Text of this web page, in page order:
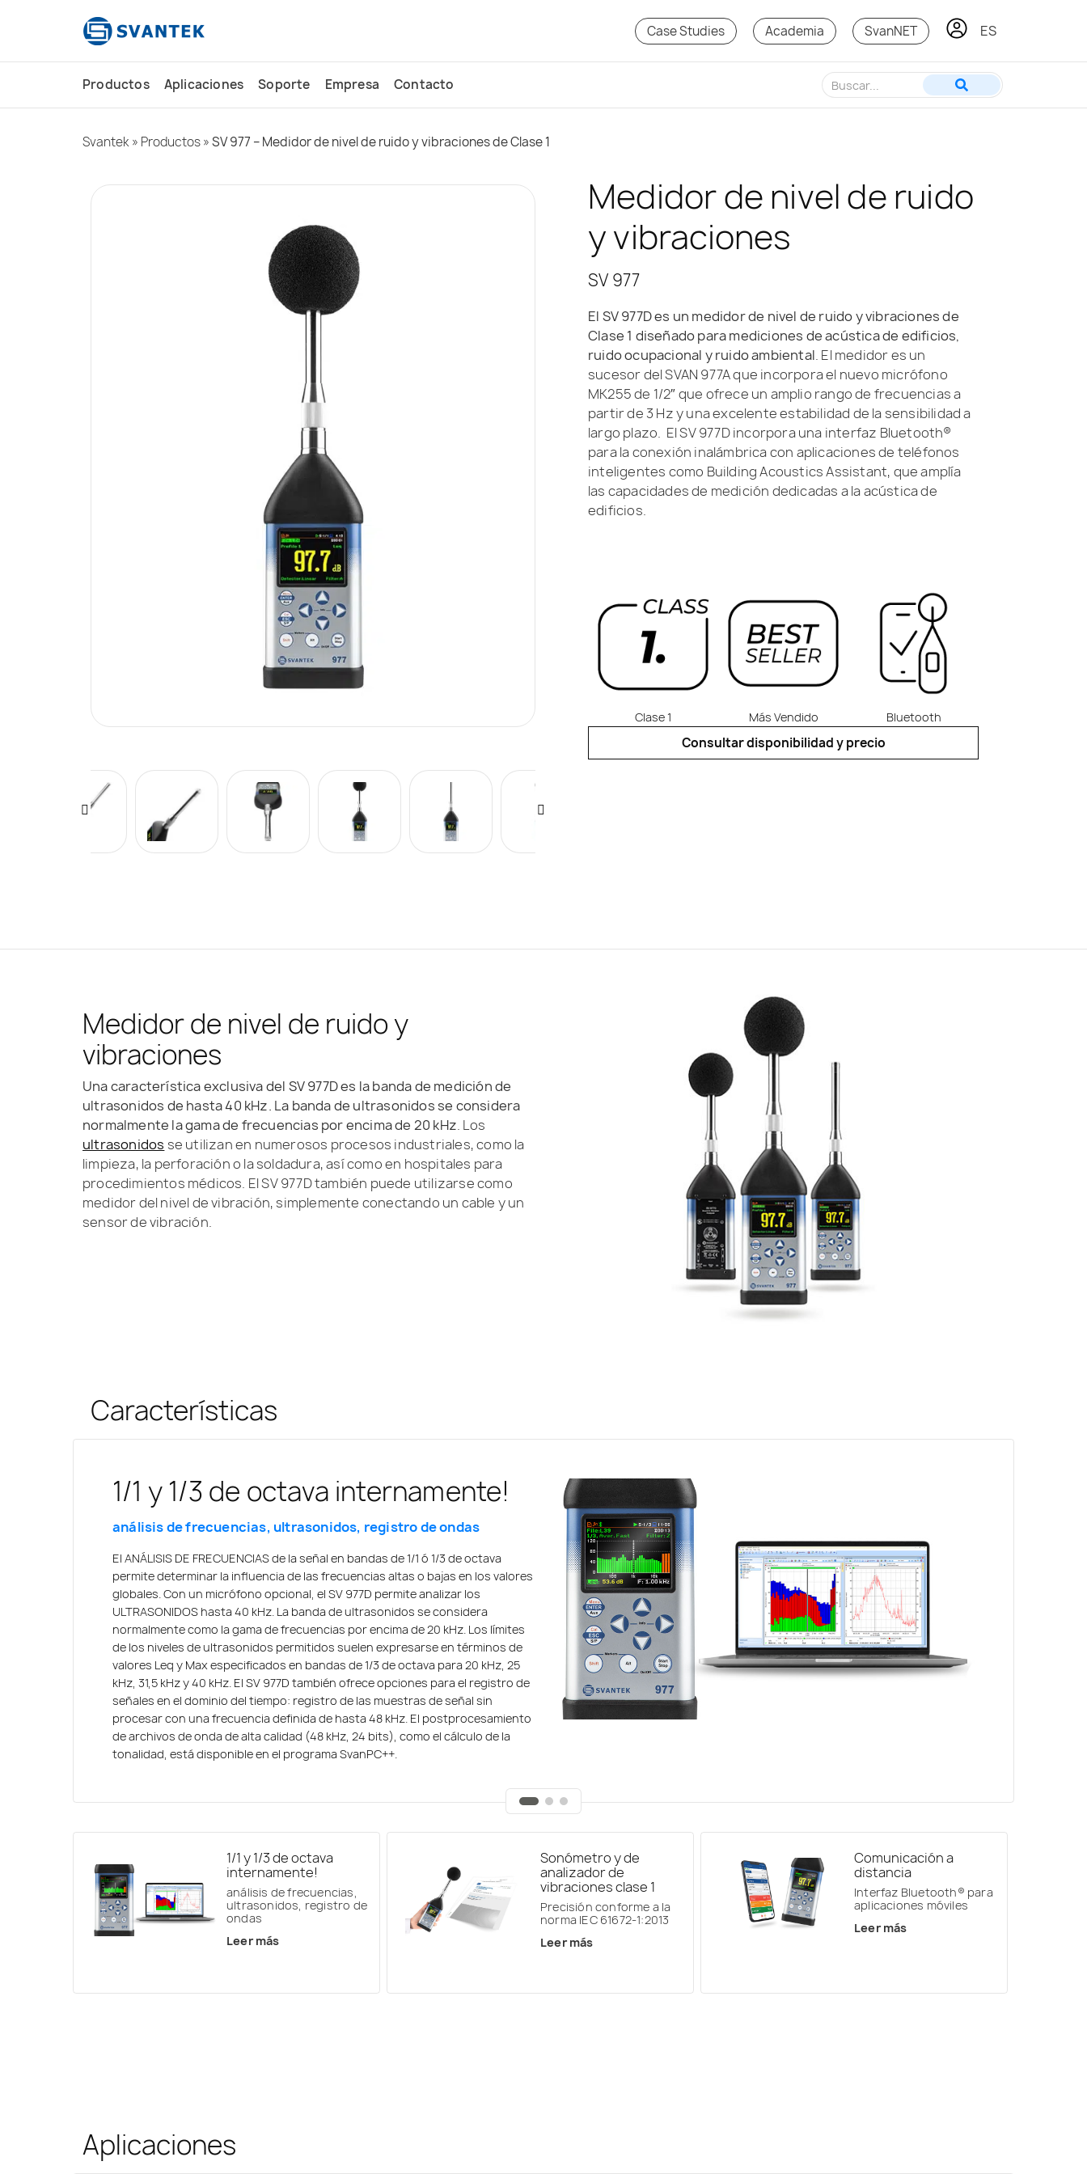
Case Studies Academia SvanNET ES
KO
Productos Aplicaciones Soporte Empresa Contacto
Svantek» Productos»SV 977 – Medidor de nivel de ruido y vibraciones de Clase 1
Medidor de nivel de ruido
y vibraciones
SV 977
El SV 977D es un medidor de nivel de ruido y vibraciones de
Clase 1 diseñado para mediciones de acústica de edificios,
ruido ocupacional y ruido ambiental. El medidor es un
sucesor del SVAN 977A que incorpora el nuevo micrófono
MK255 de 1/2″ que ofrece un amplio rango de frecuencias a
partir de 3 Hz y una excelente estabilidad de la sensibilidad a
largo plazo. El SV 977D incorpora una interfaz Bluetooth®
para la conexión inalámbrica con aplicaciones de teléfonos
inteligentes como Building Acoustics Assistant, que amplía
las capacidades de medición dedicadas a la acústica de
edificios.
Clase 1 Más Vendido Bluetooth
Consultar disponibilidad y precio
Medidor de nivel de ruido y
vibraciones
Una característica exclusiva del SV 977D es la banda de medición de
ultrasonidos de hasta 40 kHz. La banda de ultrasonidos se considera
normalmente la gama de frecuencias por encima de 20 kHz. Los
ultrasonidos se utilizan en numerosos procesos industriales, como la
limpieza, la perforación o la soldadura, así como en hospitales para
procedimientos médicos. El SV 977D también puede utilizarse como
medidor del nivel de vibración, simplemente conectando un cable y un
sensor de vibración.
Características
1/1 y 1/3 de octava internamente!
análisis de frecuencias, ultrasonidos, registro de ondas
El ANÁLISIS DE FRECUENCIAS de la señal en bandas de 1/1 ó 1/3 de octava
permite determinar la influencia de las frecuencias altas o bajas en los valores
globales. Con un micrófono opcional, el SV 977D permite analizar los
ULTRASONIDOS hasta 40 kHz. La banda de ultrasonidos se considera
normalmente como la gama de frecuencias por encima de 20 kHz. Los límites
de los niveles de ultrasonidos permitidos suelen expresarse en términos de
valores Leq y Max especificados en bandas de 1/3 de octava para 20 kHz, 25
kHz, 31,5 kHz y 40 kHz. El SV 977D también ofrece opciones para el registro de
señales en el dominio del tiempo: registro de las muestras de señal sin
procesar con una frecuencia definida de hasta 48 kHz. El postprocesamiento
de archivos de onda de alta calidad (48 kHz, 24 bits), como el cálculo de la
tonalidad, está disponible en el programa SvanPC++.
Sonómetro y de analizador de
vibraciones clase 1
Precisión conforme a la norma IEC 61672-1:2013
El sonómetro SV 977 cumple las especificaciones de clase para sonómetros
según la norma IEC 61672-1:2013. El sonómetro utiliza un preamplificador
desmontable y un micrófono omnidireccional de alta calidad que cumple la
norma IEC61094-4. El amplio rango de funcionamiento lineal conforme a la
norma IEC 61672 comienza a partir de 23 dBA. El medidor funciona a
temperaturas comprendidas entre -10 °C y 50 °C. Conforme a la norma IEC
61672, la clase de rendimiento de un sonómetro puede verificarse en pruebas
periódicas conforme a la norma IEC 61672-3.
Comunicación a distancia
La interfaz Bluetooth® integrada en el sonómetro SV 977, junto con la
aplicación para smartphone, amplía las capacidades de medición con todas
las funciones que ofrecen los smartphones. La aplicación para smartphone
ayuda al usuario a previsualizar los resultados en forma de gráficos de
tiempo-historia, así como valores numéricos. El tamaño de la pantalla de un
dispositivo móvil facilita la visualización de vistas del espectro, como el
análisis de 1/3 de octava. Para la acústica de edificios, la aplicación para
smartphone ayuda al usuario a calcular el aislamiento de acuerdo con la
norma ISO 16283. Los resultados del aislamiento acústico se presentan en la
pantalla y en forma de informe conforme a los requisitos de la norma ISO.
1/1 y 1/3 de octava
internamente!
análisis de frecuencias,
ultrasonidos, registro de
ondas
Leer más
Sonómetro y de
analizador de
vibraciones clase 1
Precisión conforme a la
norma IEC 61672-1:2013
Leer más
Comunicación a
distancia
Interfaz Bluetooth® para
aplicaciones móviles
Leer más
Aplicaciones